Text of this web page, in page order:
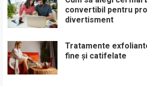
convertibil pentru
divertisment
Tratamente
fine și catifelate